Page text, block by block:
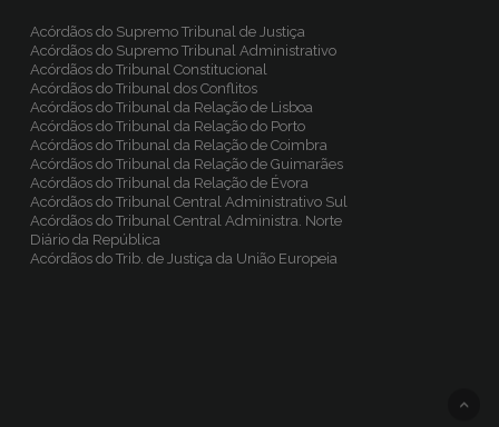
Acórdãos do Supremo Tribunal de Justiça
Acórdãos do Supremo Tribunal Administrativo
Acórdãos do Tribunal Constitucional
Acórdãos do Tribunal dos Conflitos
Acórdãos do Tribunal da Relação de Lisboa
Acórdãos do Tribunal da Relação do Porto
Acórdãos do Tribunal da Relação de Coimbra
Acórdãos do Tribunal da Relação de Guimarães
Acórdãos do Tribunal da Relação de Évora
Acórdãos do Tribunal Central Administrativo Sul
Acórdãos do Tribunal Central Administra. Norte
Diário da República
Acórdãos do Trib. de Justiça da União Europeia